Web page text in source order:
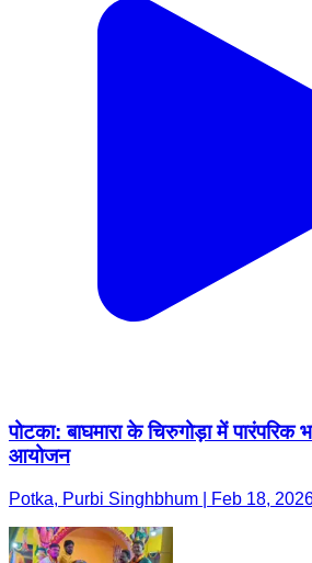
पोटका: बाघमारा के चिरुगोड़ा में पारंपरिक
आयोजन
Potka, Purbi Singhbhum | Feb 18,